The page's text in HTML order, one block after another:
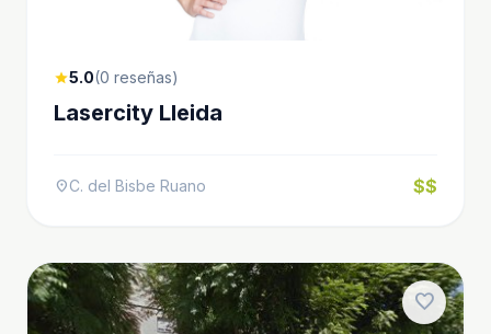
star5.0(0 reseñas)
Lasercity Lleida
location_onC. del Bisbe Ruano $$
favorite